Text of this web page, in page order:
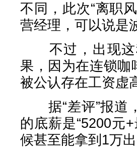
不同，此次“离职
营经理，可以说是
不过，出现这
果，因为在连锁咖
被公认存在工资虚
据“差评”报道
的底薪是“5200元
候甚至能拿到1万出